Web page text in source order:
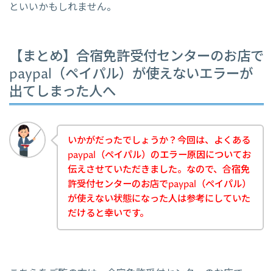
といいかもしれません。
【まとめ】合宿免許受付センターのお店で
paypal（ペイパル）が使えないエラーが
出てしまった人へ
いかがだったでしょうか？今回は、よくある
paypal（ペイパル）のエラー原因についてお
伝えさせていただきました。なので、合宿免
許受付センターのお店でpaypal（ペイパル）
が使えない状態になった人は参考にしていた
だけると幸いです。